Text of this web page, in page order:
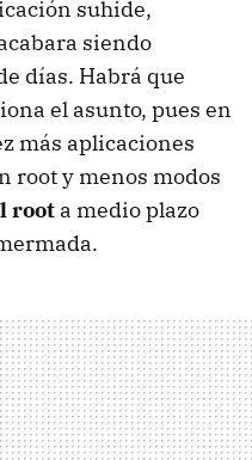
suhide,
siendo
días. Habrá que
el asunto, pues en
más aplicaciones
root y menos modos
root a medio plazo